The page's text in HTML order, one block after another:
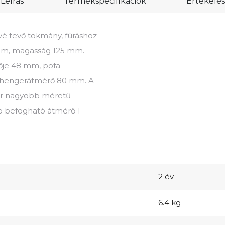
tevő tokmány, fúráshoz
magasság 125 mm.
48 mm, pofa
80 mm. A
nagyobb méretű
befogható átmérő 1
2 év
6.4 kg